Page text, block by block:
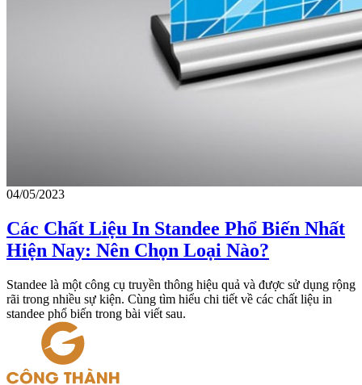
04/05/2023
Các Chất Liệu In Standee Phổ Biến Nhất
Hiện Nay: Nên Chọn Loại Nào?
Standee là một công cụ truyền thông hiệu quả và được sử dụng rộng
rãi trong nhiều sự kiện. Cùng tìm hiểu chi tiết về các chất liệu in
standee phổ biến trong bài viết sau.